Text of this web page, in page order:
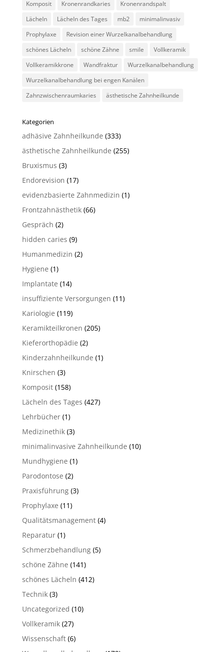
Komposit
Kronenrandkaries
Kronenrandspalt
Lächeln
Lächeln des Tages mb2
minimalinvasiv
Prophylaxe
Revision einer Wurzelkanalbehandlung
schönes Lächeln
schöne Zähne smile
Vollkeramik
Vollkeramikkrone
Wandfraktur
Wurzelkanalbehandlung
Wurzelkanalbehandlung bei engen Kanälen
Zahnzwischenraumkaries
ästhetische Zahnheilkunde
Kategorien
adhäsive Zahnheilkunde (333)
ästhetische Zahnheilkunde (255)
Bruxismus (3)
Endorevision (17)
evidenzbasierte Zahnmedizin (1)
Frontzahnästhetik(66)
Gespräch (2)
hidden caries (9)
Humanmedizin (2)
Hygiene (1)
Implantate (14)
insuffiziente Versorgungen (11)
Kariologie (119)
Keramikteilkronen (205)
Kieferorthopädie (2)
Kinderzahnheilkunde (1)
Knirschen (3)
Komposit(158)
Lächeln des Tages (427)
Lehrbücher(1)
Medizinethik(3)
minimalinvasive Zahnheilkunde (10)
Mundhygiene (1)
Parodontose (2)
Praxisführung(3)
Prophylaxe (11)
Qualitätsmanagement(4)
Reparatur(1)
Schmerzbehandlung(5)
schöne Zähne (141)
schönes Lächeln (412)
Technik(3)
Uncategorized (10)
Vollkeramik(27)
Wissenschaft(6)